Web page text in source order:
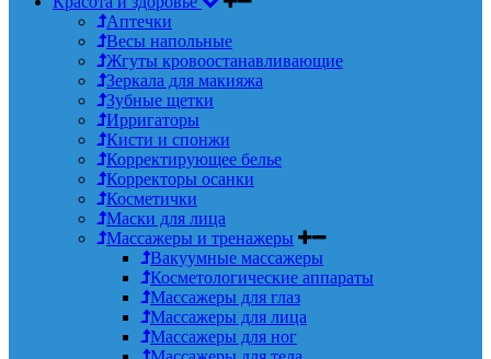
Аптечки
Весы напольные
Жгуты кровоостанавливающие
Зеркала для макияжа
Зубные щетки
Ирригаторы
Кисти и спонжи
Корректирующее белье
Корректоры осанки
Косметички
Маски для лица
Массажеры и тренажеры
Вакуумные массажеры
Косметологические аппараты
Массажеры для глаз
Массажеры для лица
Массажеры для ног